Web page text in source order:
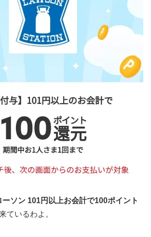
ーソン 101円以上お会計で100ポイント
ているわよ。